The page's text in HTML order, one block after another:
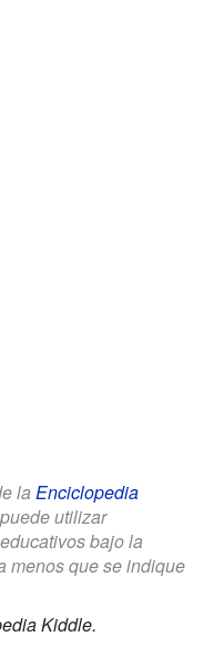
la Enciclopedia
utilizar
bajo la
menos que se indique
Kiddle.